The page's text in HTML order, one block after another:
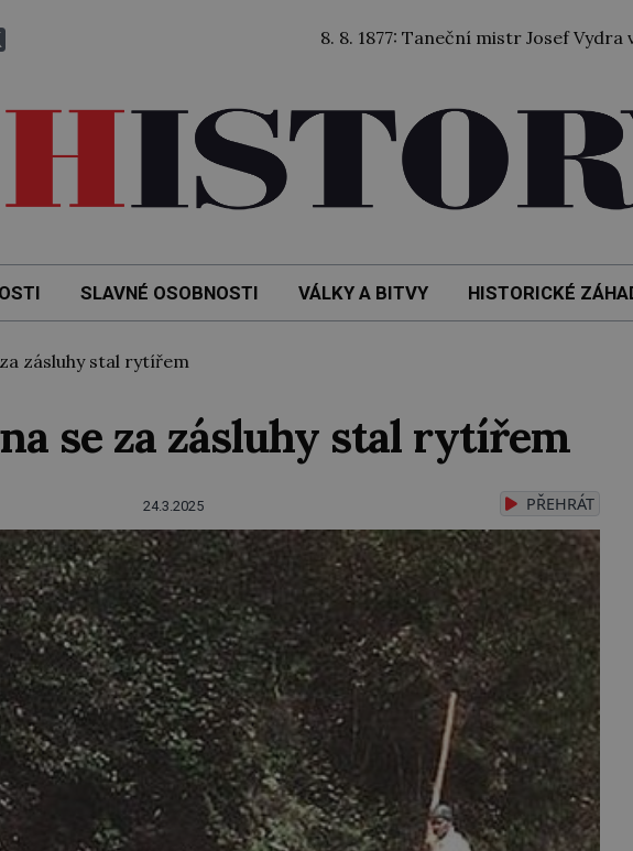
8. 8. 1877: Taneční mistr Josef Vydra vzlétl
SLAVNÉ OSOBNOSTI VÁLKY A BITVY HISTORICKÉ
zásluhy stal rytířem
se za zásluhy stal rytířem
24.3.2025 PŘEHRÁT